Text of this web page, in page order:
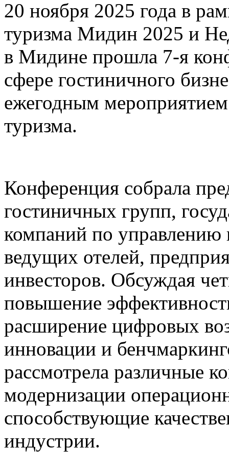
20 ноября 2025 года в
туризма Мидин 2025 и
в Мидине прошла 7-я
сфере гостиничного
ежегодным
туризма.
Конференция собрала
гостиничных групп,
компаний по
ведущих отелей,
инвесторов. Обсуждая
повышение
расширение цифровых
инновации и
рассмотрела различные
модернизации
способствующие
индустрии.